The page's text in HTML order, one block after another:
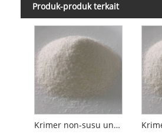
Produk-produk terkait
Krimer non-susu untuk Lemak Sereal 3%-20%